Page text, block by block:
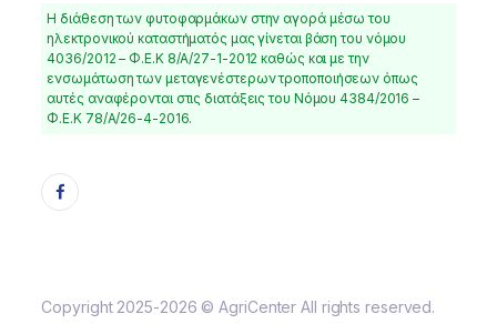
Η διάθεση των φυτοφαρμάκων στην αγορά μέσω του
ηλεκτρονικού καταστήματός μας γίνεται βάση του νόμου
4036/2012 – Φ.Ε.Κ 8/Α/27-1-2012 καθώς και με την
ενσωμάτωση των μεταγενέστερων τροποποιήσεων όπως
αυτές αναφέρονται στις διατάξεις του Νόμου 4384/2016 –
Φ.Ε.Κ 78/Α/26-4-2016.
Copyright 2025-2026 © AgriCenter All rights reserved.